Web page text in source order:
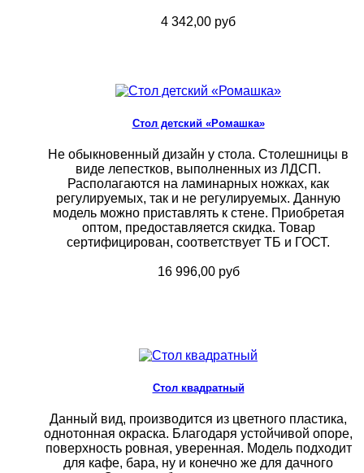
4 342,00 руб
Стол детский «Ромашка»
Не обыкновенный дизайн у стола. Столешницы в
виде лепестков, выполненных из ЛДСП.
Располагаются на ламинарных ножках, как
регулируемых, так и не регулируемых. Данную
модель можно приставлять к стене. Приобретая
оптом, предоставляется скидка. Товар
сертифицирован, соответствует ТБ и ГОСТ.
16 996,00 руб
Стол квадратный
Данный вид, производится из цветного пластика,
однотонная окраска. Благодаря устойчивой опоре,
поверхность ровная, уверенная. Модель подходит
для кафе, бара, ну и конечно же для дачного